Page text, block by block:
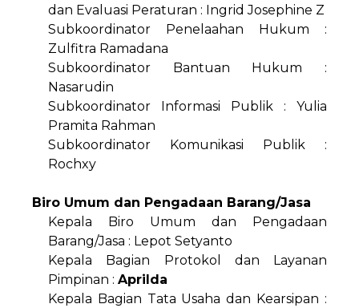
dan Evaluasi Peraturan : Ingrid Josephine Z
Subkoordinator Penelaahan Hukum :
Zulfitra Ramadana
Subkoordinator Bantuan Hukum :
Nasarudin
Subkoordinator Informasi Publik : Yulia
Pramita Rahman
Subkoordinator Komunikasi Publik :
Rochxy
Biro Umum dan Pengadaan Barang/Jasa
Kepala Biro Umum dan Pengadaan
Barang/Jasa : Lepot Setyanto
Kepala Bagian Protokol dan Layanan
Pimpinan : Aprilda
Kepala Bagian Tata Usaha dan Kearsipan :